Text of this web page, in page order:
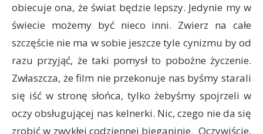
obiecuje ona, że świat będzie lepszy. Jedynie my w
świecie możemy być nieco inni. Zwierz na całe
szczęście nie ma w sobie jeszcze tyle cynizmu by od
razu przyjąć, że taki pomysł to pobożne życzenie.
Zwłaszcza, że film nie przekonuje nas byśmy starali
się iść w stronę słońca, tylko żebyśmy spojrzeli w
oczy obsługującej nas kelnerki. Nic, czego nie da się
zrobić w zwykłej codziennej bieganinie. Oczywiście,